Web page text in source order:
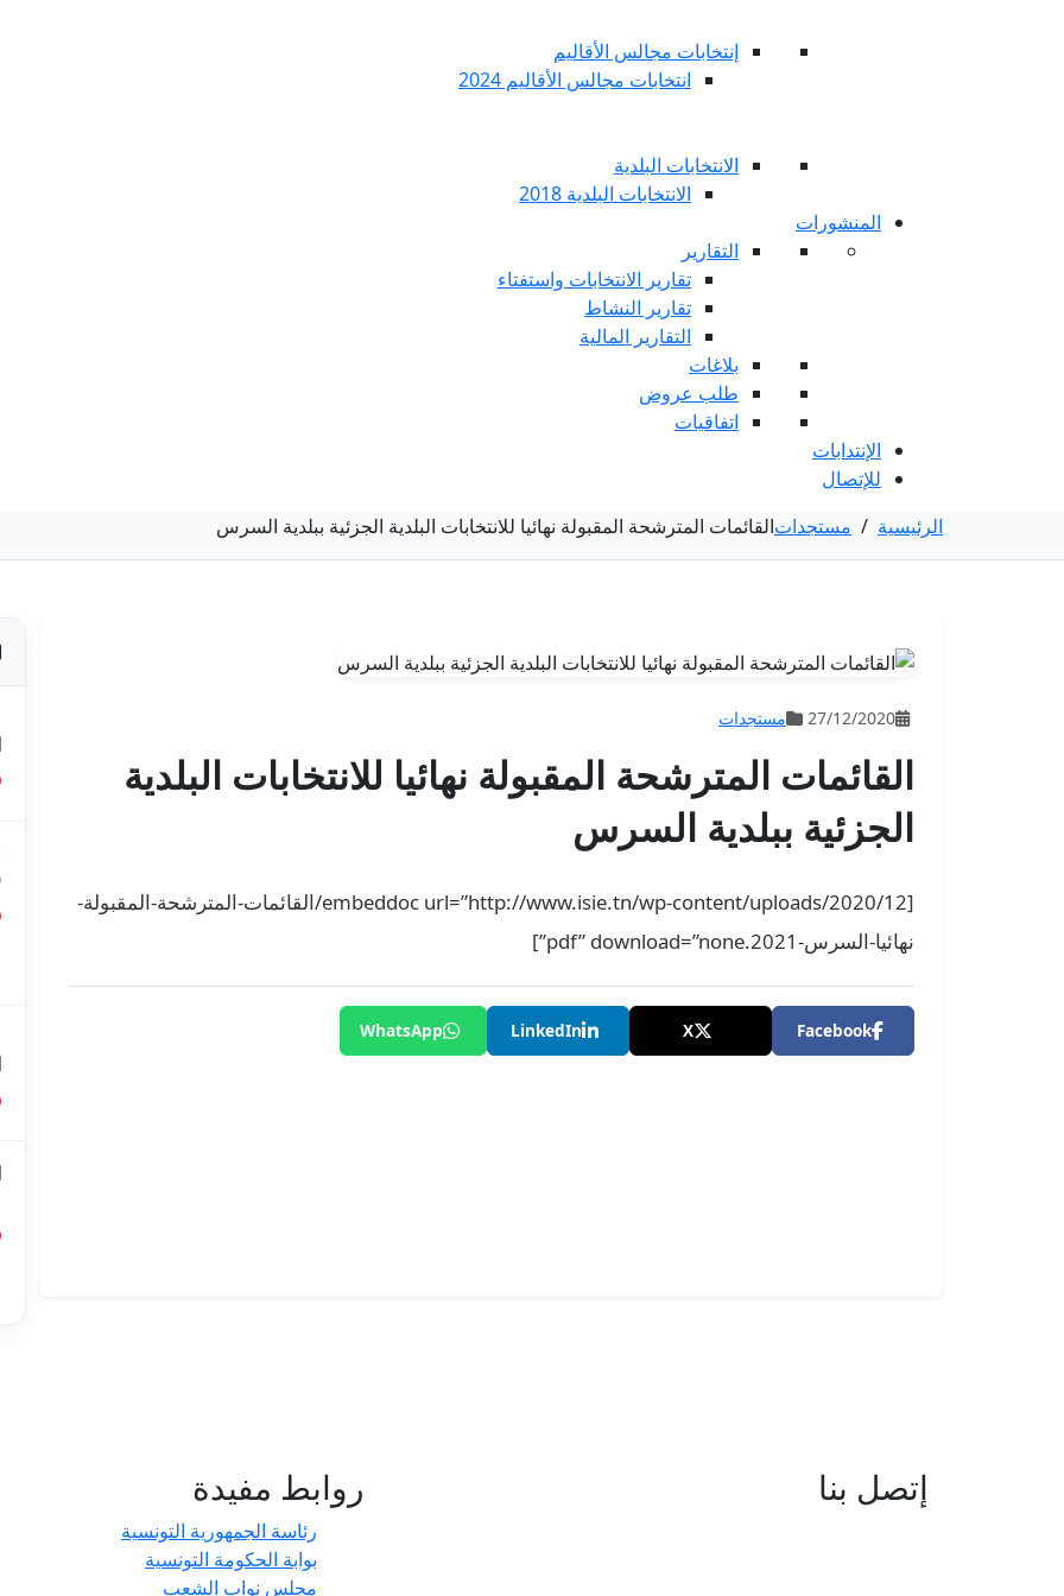
إنتخابات مجالس الأقاليم
انتخابات مجالس الأقاليم 2024
الانتخابات البلدية
الانتخابات البلدية 2018
المنشورات
التقارير
تقارير الانتخابات واستفتاء
تقارير النشاط
التقارير المالية
بلاغات
طلب عروض
اتفاقيات
الإنتدابات
للإتصال
الرئيسية / مستجداتالقائمات المترشحة المقبولة نهائيا للانتخابات البلدية الجزئية ببلدية السرس
27/12/2020 مستجدات
القائمات المترشحة المقبولة نهائيا للانتخابات البلدية
الجزئية ببلدية السرس
[embeddoc url=”http://www.isie.tn/wp-content/uploads/2020/12/القائمات-المترشحة-المقبولة-
نهائيا-السرس-2021.pdf” download=”none”]
Facebook
X
LinkedIn
WhatsApp
إتصل بنا روابط مفيدة
رئاسة الجمهورية التونسية
بوابة الحكومة التونسية
مجلس نواب الشعب